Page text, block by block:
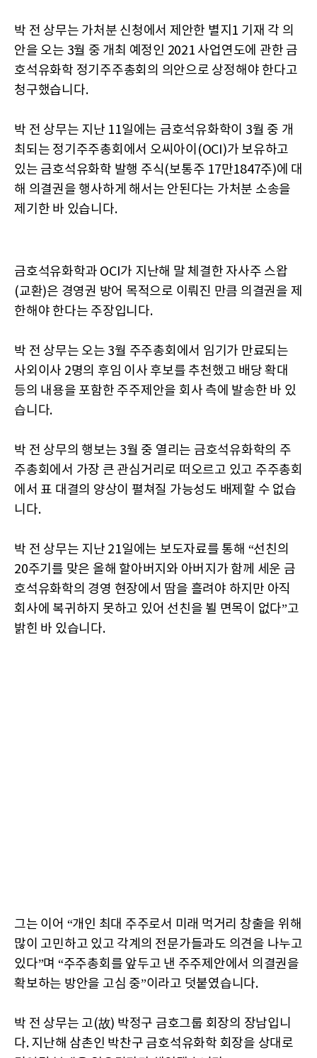
박 전 상무는 가처분 신청에서 제안한 별지1 기재 각 의
안을 오는 3월 중 개최 예정인 2021 사업연도에 관한 금
호석유화학 정기주주총회의 의안으로 상정해야 한다고
청구했습니다.
박 전 상무는 지난 11일에는 금호석유화학이 3월 중 개
최되는 정기주주총회에서 오씨아이(OCI)가 보유하고
있는 금호석유화학 발행 주식(보통주 17만1847주)에 대
해 의결권을 행사하게 해서는 안된다는 가처분 소송을
제기한 바 있습니다.
금호석유화학과 OCI가 지난해 말 체결한 자사주 스왑
(교환)은 경영권 방어 목적으로 이뤄진 만큼 의결권을 제
한해야 한다는 주장입니다.
박 전 상무는 오는 3월 주주총회에서 임기가 만료되는
사외이사 2명의 후임 이사 후보를 추천했고 배당 확대
등의 내용을 포함한 주주제안을 회사 측에 발송한 바 있
습니다.
박 전 상무의 행보는 3월 중 열리는 금호석유화학의 주
주총회에서 가장 큰 관심거리로 떠오르고 있고 주주총회
에서 표 대결의 양상이 펼쳐질 가능성도 배제할 수 없습
니다.
박 전 상무는 지난 21일에는 보도자료를 통해 “선친의
20주기를 맞은 올해 할아버지와 아버지가 함께 세운 금
호석유화학의 경영 현장에서 땀을 흘려야 하지만 아직
회사에 복귀하지 못하고 있어 선친을 뵐 면목이 없다”고
밝힌 바 있습니다.
그는 이어 “개인 최대 주주로서 미래 먹거리 창출을 위해
많이 고민하고 있고 각계의 전문가들과도 의견을 나누고
있다”며 “주주총회를 앞두고 낸 주주제안에서 의결권을
확보하는 방안을 고심 중”이라고 덧붙였습니다.
박 전 상무는 고(故) 박정구 금호그룹 회장의 장남입니
다. 지난해 삼촌인 박찬구 금호석유화학 회장을 상대로